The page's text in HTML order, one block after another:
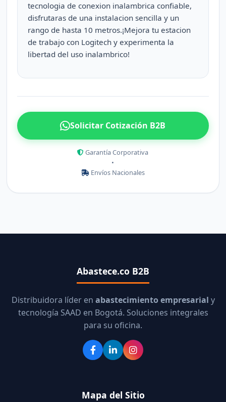
tecnologia de conexion inalambrica confiable,
disfrutaras de una instalacion sencilla y un
rango de hasta 10 metros.¡Mejora tu estacion
de trabajo con Logitech y experimenta la
libertad del uso inalambrico!
Solicitar Cotización B2B
Garantía Corporativa
•
Envíos Nacionales
Abastece.co B2B
Distribuidora líder en abastecimiento empresarial y
tecnología SAAD en Bogotá. Soluciones integrales
para su oficina.
Mapa del Sitio